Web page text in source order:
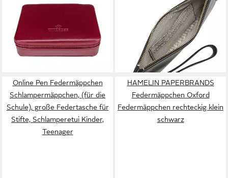
(Merino)
35,00 €
lieferbar - in 2-3 Werktagen bei dir
aus echtem Leder
UVP85,00 €
lieferbar - in 2-3 Werktagen bei dir
Online Pen Federmäppchen
Schlampermäppchen, (für die
Schule), große Federtasche für
Stifte, Schlamperetui Kinder,
Teenager
HAMELIN PAPERBRANDS
Federmäppchen Oxford
Federmäppchen rechteckig klein
schwarz